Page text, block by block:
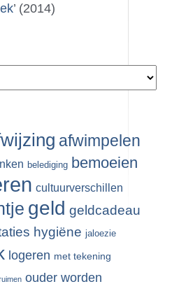
’ (2014)
afwimpelen
belediging bemoeien
cultuurverschillen
geld geldcadeau
hygiëne jaloezie
logeren met tekening
ouder worden